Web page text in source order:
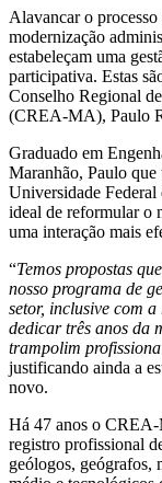
Alavancar o
modernização
estabeleçam uma
participativa. Estas
Conselho Regional
(CREA-MA), Paulo
Graduado em
Maranhão, Paulo
Universidade Federal
ideal de reformular o
uma interação mais
“Temos propostas
nosso programa de
setor, inclusive com
dedicar três anos da
trampolim
justificando ainda a
novo.
Há 47 anos o
registro profissional
geólogos, geógrafos,